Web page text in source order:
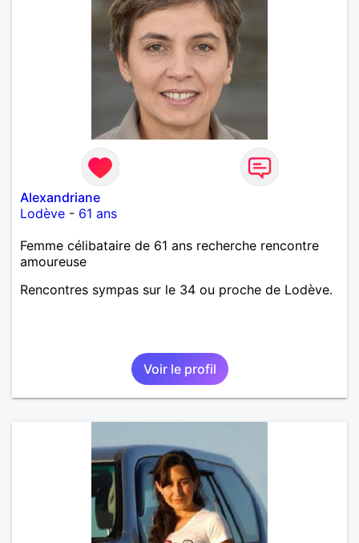
Alexandriane
Lodève - 61 ans
Femme célibataire de 61 ans recherche rencontre
amoureuse
Rencontres sympas sur le 34 ou proche de Lodève.
Voir le profil